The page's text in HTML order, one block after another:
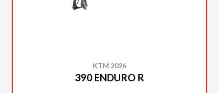
KTM 2026
390 ENDURO R